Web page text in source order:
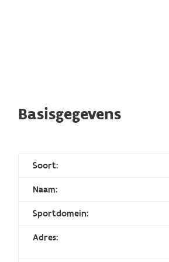
Basisgegevens
Soort:
Naam:
Sportdomein:
Adres: